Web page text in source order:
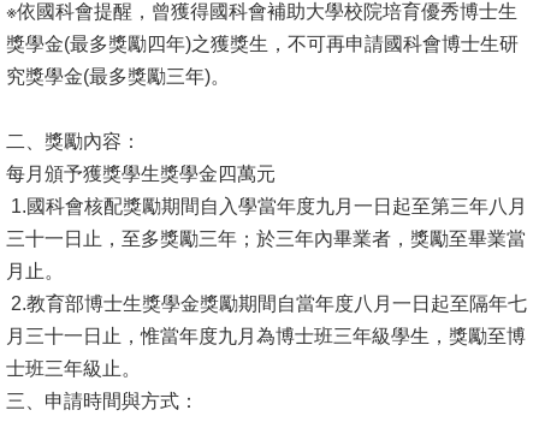
教
深
耕
辦
法
及
文
件
心
輔
&
學
※依國科會提醒，曾獲得國科會補助大學校院培育優秀博士生
獎學金(最多獎勵四年)之獲獎生，不可再申請國科會博士生研
究獎學金(最多獎勵三年)。
二、獎勵內容：
每月頒予獲獎學生獎學金四萬元
1.國科會核配獎勵期間自入學當年度九月一日起至第三年八月
三十一日止，至多獎勵三年；於三年內畢業者，獎勵至畢業當
月止。
2.教育部博士生獎學金獎勵期間自當年度八月一日起至隔年七
月三十一日止，惟當年度九月為博士班三年級學生，獎勵至博
士班三年級止。
三、申請時間與方式：